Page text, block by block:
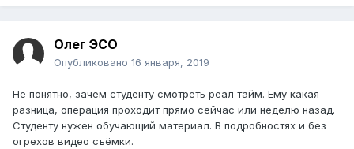
Олег ЭСО
Опубликовано 16 января, 2019
Не понятно, зачем студенту смотреть реал тайм. Ему какая
разница, операция проходит прямо сейчас или неделю назад.
Студенту нужен обучающий материал. В подробностях и без
огрехов видео съёмки.